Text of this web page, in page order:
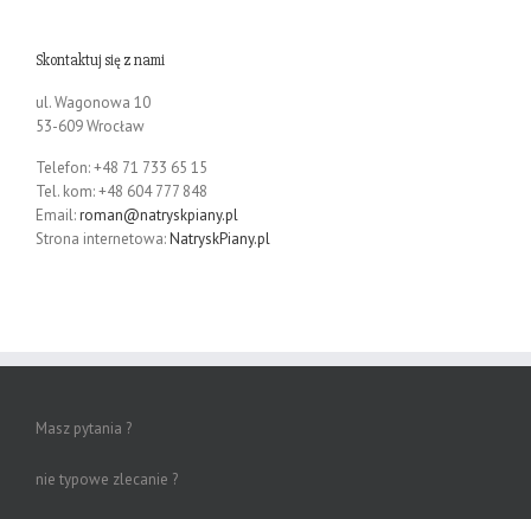
Skontaktuj się z nami
ul. Wagonowa 10
53-609 Wrocław
Telefon: +48 71 733 65 15
Tel. kom: +48 604 777 848
Email:roman@natryskpiany.pl
Strona internetowa:NatryskPiany.pl
Masz pytania ?
nie typowe zlecanie ?